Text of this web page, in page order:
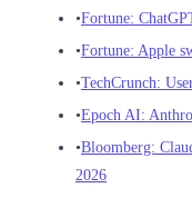
•Fortune:
•Fortune: Apple
•TechCrunch:
•Epoch AI:
•Bloomberg:
2026